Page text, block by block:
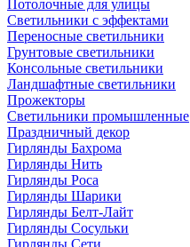
Потолочные для улицы
Светильники с эффектами
Переносные светильники
Грунтовые светильники
Консольные светильники
Ландшафтные светильники
Прожекторы
Светильники промышленные
Праздничный декор
Гирлянды Бахрома
Гирлянды Нить
Гирлянды Роса
Гирлянды Шарики
Гирлянды Белт-Лайт
Гирлянды Сосульки
Гирлянды Сети